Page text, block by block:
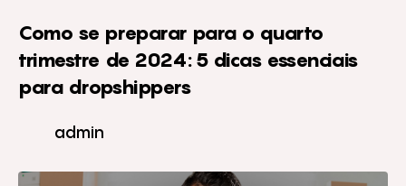
Como se preparar para o quarto
trimestre de 2024: 5 dicas essenciais
para dropshippers
admin